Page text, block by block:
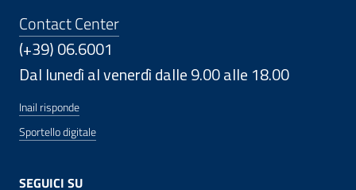
Contact Center
(+39) 06.6001
Dal lunedì al venerdì dalle 9.00 alle 18.00
Inail risponde
Sportello digitale
SEGUICI SU